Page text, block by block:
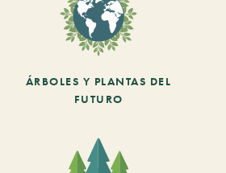
ÁRBOLES Y PLANTAS DEL
FUTURO